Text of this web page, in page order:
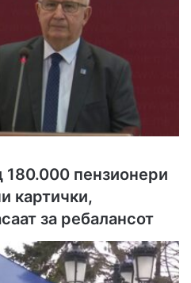
пензионери
картички,
за ребалансот